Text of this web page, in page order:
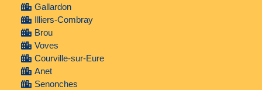
Gallardon
Illiers-Combray
Brou
Voves
Courville-sur-Eure
Anet
Senonches